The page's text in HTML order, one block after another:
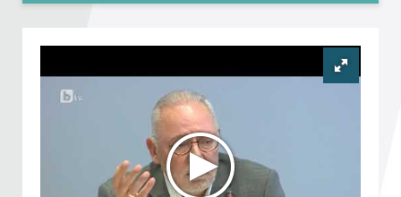
Социален диалог
Арбитражен съд